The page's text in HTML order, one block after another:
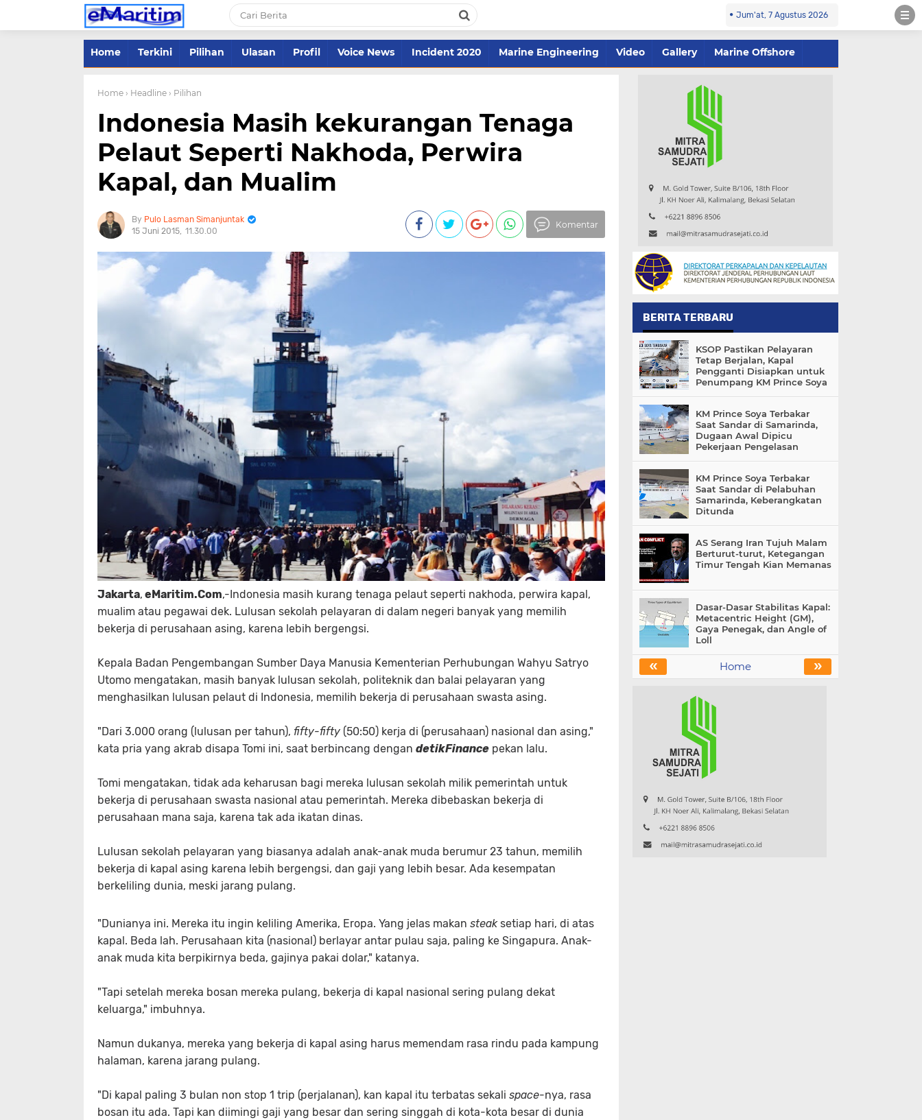
Jum'at, 7 Agustus 2026
Home Terkini Pilihan Ulasan Profil Voice News Incident 2020 Marine Engineering Video Gallery Marine Offshore
Home › Headline › Pilihan
Indonesia Masih kekurangan Tenaga
Pelaut Seperti Nakhoda, Perwira
Kapal, dan Mualim
Pulo Lasman Simanjuntak
15 Juni 2015 11.30.00
Komentar
Jakarta, eMaritim.Com,-Indonesia masih kurang tenaga pelaut seperti nakhoda, perwira kapal,
mualim atau pegawai dek. Lulusan sekolah pelayaran di dalam negeri banyak yang memilih
bekerja di perusahaan asing, karena lebih bergengsi.
Kepala Badan Pengembangan Sumber Daya Manusia Kementerian Perhubungan Wahyu Satryo
Utomo mengatakan, masih banyak lulusan sekolah, politeknik dan balai pelayaran yang
menghasilkan lulusan pelaut di Indonesia, memilih bekerja di perusahaan swasta asing.
"Dari 3.000 orang (lulusan per tahun), fifty-fifty (50:50) kerja di (perusahaan) nasional dan asing,"
kata pria yang akrab disapa Tomi ini, saat berbincang dengan detikFinance pekan lalu.
Tomi mengatakan, ‎tidak ada keharusan bagi mereka lulusan sekolah milik pemerintah untuk
bekerja di perusahaan swasta nasional atau pemerintah. Mereka dibebaskan bekerja di
perusahaan mana saja, karena tak ada ikatan dinas.
Lulusan ‎sekolah pelayaran yang biasanya adalah anak-anak muda berumur 23 tahun, memilih
bekerja di kapal asing karena lebih bergengsi, dan gaji yang lebih besar. Ada kesempatan
berkeliling dunia, meski jarang pulang.
"Dunianya ini. Mereka itu ingin keliling Amerika, Eropa. Yang jelas makan steaksetiap hari, di atas
kapal. Beda lah. Perusahaan kita (nasional) berlayar antar pulau saja, paling ke Singapura. Anak-
anak muda kita berpikirnya beda, gajinya pakai dolar," katanya.
"Tapi setelah mereka bosan mereka pulang, bekerja di kapal nasional sering pulang dekat
keluarga," imbuhnya.
Namun dukanya, mereka yang bekerja di kapal asing‎ harus memendam rasa rindu pada kampung
halaman, karena jarang pulang.
"Di kapal paling 3 bulan non stop 1 trip (perjalanan), kan kapal itu terbatas sekali space-nya, rasa
bosan itu ada. Tapi kan diimingi gaji yang besar dan sering singgah di kota-kota besar di dunia
BERITA TERBARU
KSOP Pastikan Pelayaran
Tetap Berjalan, Kapal
Pengganti Disiapkan untuk
Penumpang KM Prince Soya
KM Prince Soya Terbakar
Saat Sandar di Samarinda,
Dugaan Awal Dipicu
Pekerjaan Pengelasan
KM Prince Soya Terbakar
Saat Sandar di Pelabuhan
Samarinda, Keberangkatan
Ditunda
AS Serang Iran Tujuh Malam
Berturut-turut, Ketegangan
Timur Tengah Kian Memanas
Dasar-Dasar Stabilitas Kapal:
Metacentric Height (GM),
Gaya Penegak, dan Angle of
Loll
« »
Home